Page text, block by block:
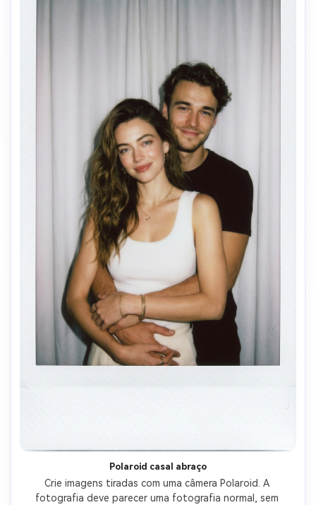
Polaroid casal abraço
Crie imagens tiradas com uma câmera Polaroid. A
fotografia deve parecer uma fotografia normal, sem
Crie imagens com
Comece Grátis →